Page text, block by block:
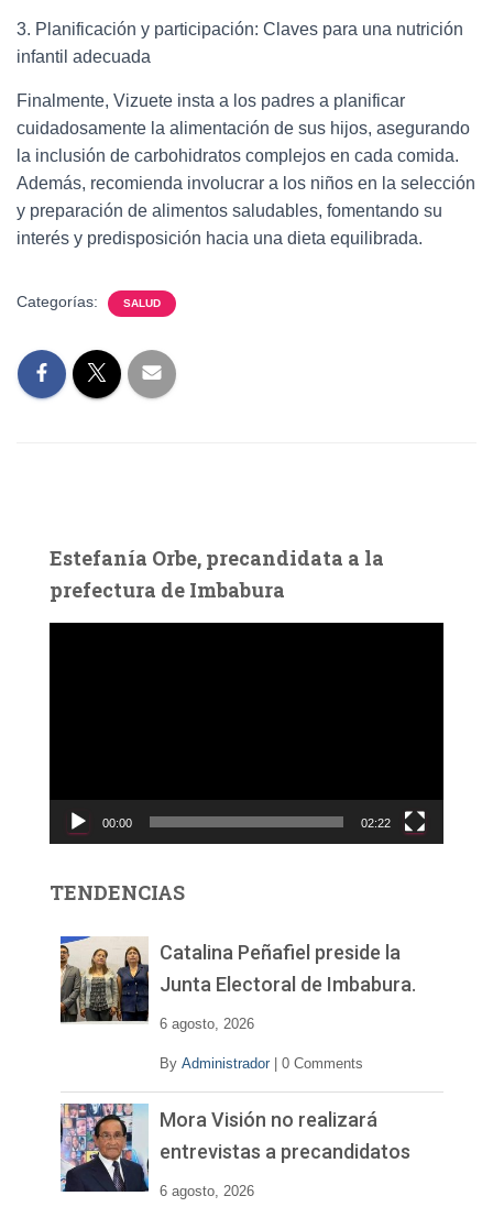
3. Planificación y participación: Claves para una nutrición
infantil adecuada
Finalmente, Vizuete insta a los padres a planificar
cuidadosamente la alimentación de sus hijos, asegurando
la inclusión de carbohidratos complejos en cada comida.
Además, recomienda involucrar a los niños en la selección
y preparación de alimentos saludables, fomentando su
interés y predisposición hacia una dieta equilibrada.
Categorías: SALUD
Estefanía Orbe, precandidata a la
prefectura de Imbabura
c
d
00:00 02:22
TENDENCIAS
Catalina Peñafiel preside la
Junta Electoral de Imbabura.
6 agosto, 2026
By Administrador 0 Comments
Mora Visión no realizará
entrevistas a precandidatos
6 agosto, 2026